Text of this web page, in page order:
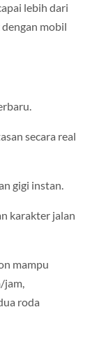
lebih dari
mobil
secara real
gigi instan.
karakter jalan
mampu
jam,
roda